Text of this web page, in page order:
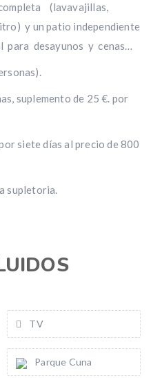
(lavavajillas,
y un patio independiente
para desayunos y cenas…
suplemento de 25 €. por
siete días al precio de 800
supletoria.
TV
Parque Cuna